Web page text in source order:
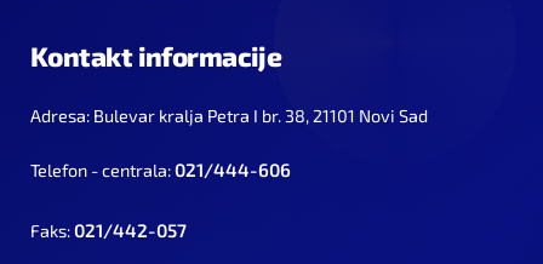
Kontakt informacije
Adresa: Bulevar kralja Petra I br. 38, 21101 Novi Sad
Telefon - centrala:021/444-606
Faks:021/442-057